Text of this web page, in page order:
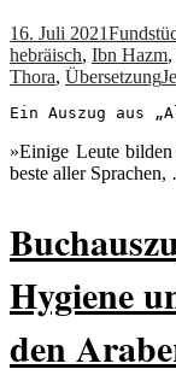
16. Juli 2021
hebräisch, Ibn Hazm,
Thora, Übersetzung
Ein Auszug aus
»Einige Leute
beste aller
Hygiene
den